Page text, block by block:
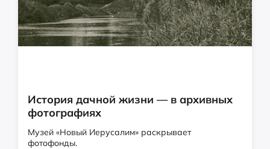
История дачной жизни — в архивных
фотографиях
Музей «Новый Иерусалим» раскрывает
фотофонды.